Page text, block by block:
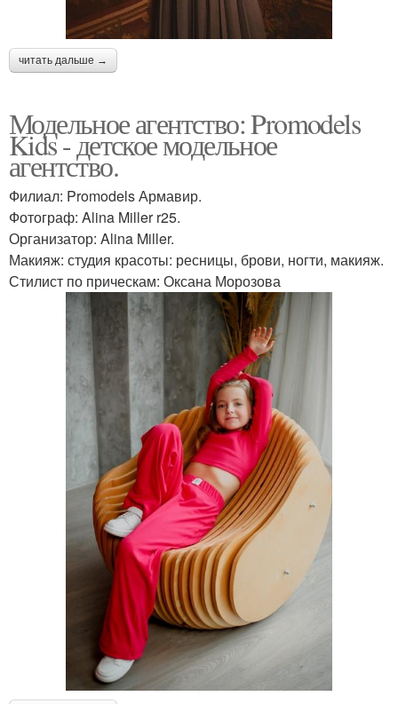
читать дальше →
Модельное агентство: Promodels
Kids - детское модельное
агентство.
Филиал: Promodels Армавир.
Фотограф: Alina Miller r25.
Организатор: Alina Miller.
Макияж: студия красоты: ресницы, брови, ногти, макияж.
Стилист по прическам: Оксана Морозова